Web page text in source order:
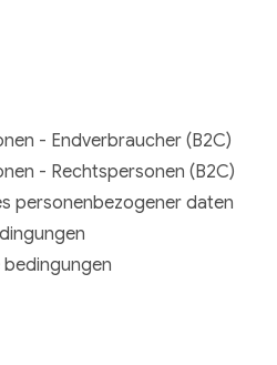
- Endverbraucher (B2C)
- Rechtspersonen (B2C)
personenbezogener daten